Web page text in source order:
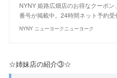
NYNY 姫路広畑店のお得なクーポ
番号が掲載中。24時間ネット予約受
NYNY ニューヨークニューヨーク
☆姉妹店の紹介③☆